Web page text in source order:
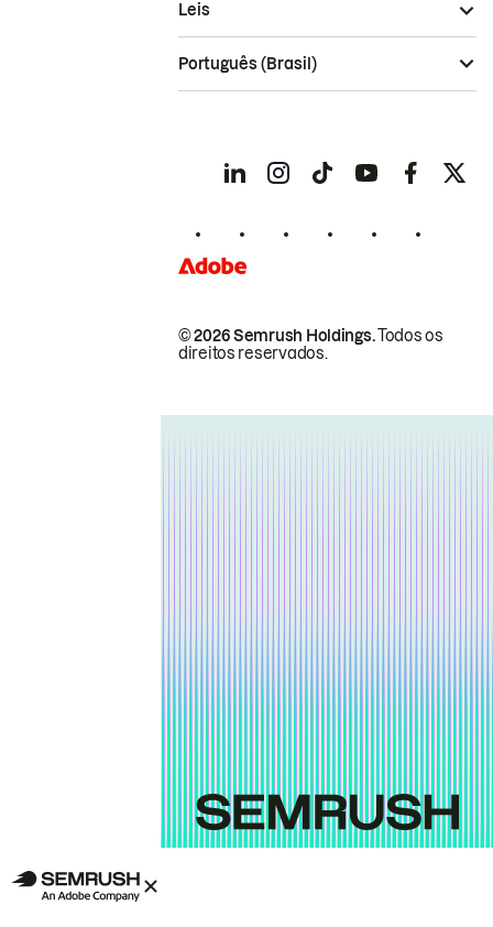
© 2026 Semrush Holdings.Todos os
direitos reservados.
Leis
Português (Brasil)